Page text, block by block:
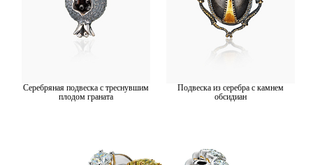
Серебряная подвеска с треснувшим
плодом граната
Подвеска из серебра с камнем
обсидиан